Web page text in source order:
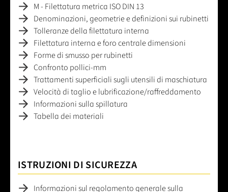
M - Filettatura metrica ISO DIN 13
Denominazioni, geometrie e definizioni sui rubinetti
Tolleranze della filettatura interna
Filettatura interna e foro centrale dimensioni
Forme di smusso per rubinetti
Confronto pollici-mm
Trattamenti superficiali sugli utensili di maschiatura
Velocità di taglio e lubrificazione/raffreddamento
Informazioni sulla spillatura
Tabella dei materiali
ISTRUZIONI DI SICUREZZA
Informazioni sul regolamento generale sulla